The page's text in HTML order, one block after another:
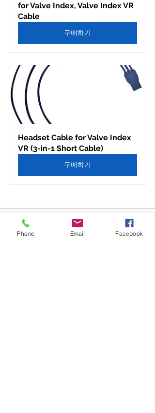
for Valve Index, Valve Index VR
Cable
구매하기
Headset Cable for Valve Index
VR (3-in-1 Short Cable)
구매하기
Phone Email Facebook